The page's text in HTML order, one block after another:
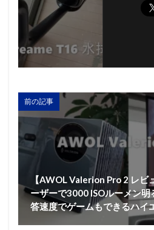
前の記事
【AWOL Valerion Pro 2 レビ
ーザーで3000 ISOルーメン
答速度でゲームもできるハイ